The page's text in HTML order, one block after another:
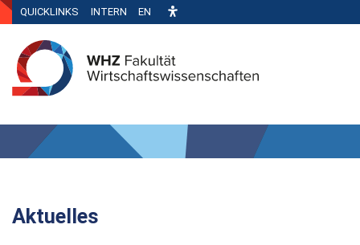
QUICKLINKS INTERN EN
Aktuelles